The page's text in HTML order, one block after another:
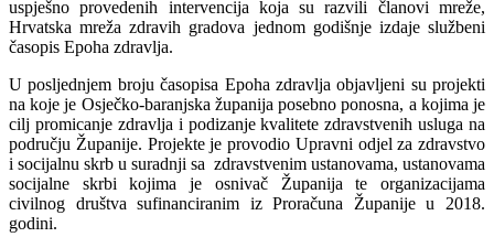
uspješno provedenih intervencija koja su razvili članovi mreže,
Hrvatska mreža zdravih gradova jednom godišnje izdaje službeni
časopis Epoha zdravlja.
U posljednjem broju časopisa Epoha zdravlja objavljeni su projekti
na koje je Osječko-baranjska županija posebno ponosna, a kojima je
cilj promicanje zdravlja i podizanje kvalitete zdravstvenih usluga na
području Županije. Projekte je provodio Upravni odjel za zdravstvo
i socijalnu skrb u suradnji sa zdravstvenim ustanovama, ustanovama
socijalne skrbi kojima je osnivač Županija te organizacijama
civilnog društva sufinanciranim iz Proračuna Županije u 2018.
godini.